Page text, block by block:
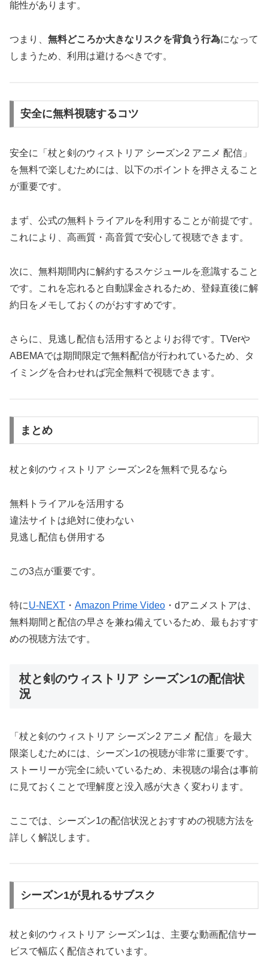
能性があります。
つまり、 無料どころか大きなリスクを背負う行為になって
しまうため、利用は避けるべきです。
安全に無料視聴するコツ
安全に「杖と剣のウィストリア シーズン2 アニメ 配信」
を無料で楽しむためには、以下のポイントを押さえること
が重要です。
まず、公式の無料トライアルを利用することが前提です。
これにより、高画質・高音質で安心して視聴できます。
次に、無料期間内に解約するスケジュールを意識すること
です。これを忘れると自動課金されるため、登録直後に解
約日をメモしておくのがおすすめです。
さらに、見逃し配信も活用するとよりお得です。TVerや
ABEMAでは期間限定で無料配信が行われているため、タ
イミングを合わせれば完全無料で視聴できます。
まとめ
杖と剣のウィストリア シーズン2を無料で見るなら
無料トライアルを活用する
違法サイトは絶対に使わない
見逃し配信も併用する
この3点が重要です。
特にU-NEXT ・ Amazon Prime Video ・dアニメストアは、
無料期間と配信の早さを兼ね備えているため、最もおすす
めの視聴方法です。
杖と剣のウィストリア シーズン1の配信状
況
「杖と剣のウィストリア シーズン2 アニメ 配信」を最大
限楽しむためには、シーズン1の視聴が非常に重要です。
ストーリーが完全に続いているため、未視聴の場合は事前
に見ておくことで理解度と没入感が大きく変わります。
ここでは、シーズン1の配信状況とおすすめの視聴方法を
詳しく解説します。
シーズン1が見れるサブスク
杖と剣のウィストリア シーズン1は、主要な動画配信サー
ビスで幅広く配信されています。